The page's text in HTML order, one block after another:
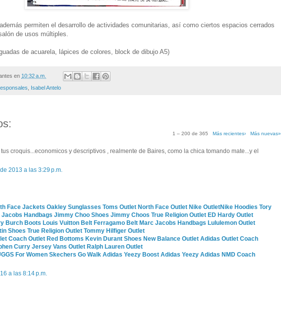
permiten el desarrollo de actividades comunitarias, así como ciertos espacios cerrados
de usos múltiples.
de acuarela, lápices de colores, block de dibujo A5)
en 10:32 a.m.
, Isabel Antelo
1 – 200 de 365 Más recientes› Más nuevas»
croquis...economicos y descriptivos , realmente de Baires, como la chica tomando mate...y el
2013 a las 3:29 p.m.
Face Jackets Oakley Sunglasses Toms Outlet North Face Outlet Nike OutletNike Hoodies Tory
Jacobs Handbags Jimmy Choo Shoes Jimmy Choos True Religion Outlet ED Hardy Outlet
Burch Boots Louis Vuitton Belt Ferragamo Belt Marc Jacobs Handbags Lululemon Outlet
Shoes True Religion Outlet Tommy Hilfiger Outlet
Coach Outlet Red Bottoms Kevin Durant Shoes New Balance Outlet Adidas Outlet Coach
Curry Jersey Vans Outlet Ralph Lauren Outlet
For Women Skechers Go Walk Adidas Yeezy Boost Adidas Yeezy Adidas NMD Coach
a las 8:14 p.m.